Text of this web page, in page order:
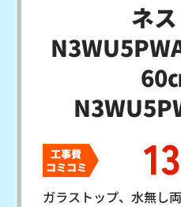
ネ
60
工事費
コミコミ
ガラストップ、水無し